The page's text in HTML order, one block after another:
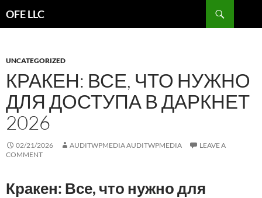
OFE LLC
UNCATEGORIZED
КРАКЕН: ВСЕ, ЧТО НУЖНО
ДЛЯ ДОСТУПА В ДАРКНЕТ
2026
02/21/2026 AUDITWPMEDIA AUDITWPMEDIA
LEAVE A
COMMENT
Кракен: Все, что нужно для